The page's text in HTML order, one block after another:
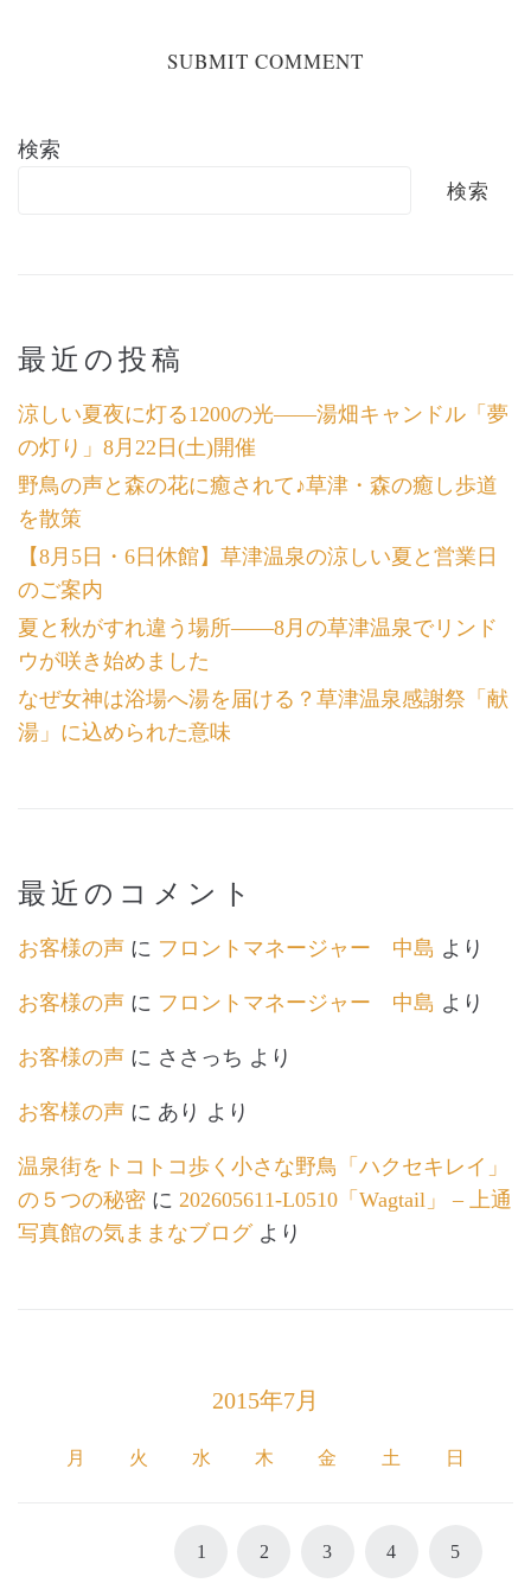
検索
検索
最近の投稿
涼しい夏夜に灯る1200の光――湯畑キャンドル「夢
の灯り」8月22日(土)開催
野鳥の声と森の花に癒されて♪草津・森の癒し歩道
を散策
【8月5日・6日休館】草津温泉の涼しい夏と営業日
のご案内
夏と秋がすれ違う場所――8月の草津温泉でリンド
ウが咲き始めました
なぜ女神は浴場へ湯を届ける？草津温泉感謝祭「献
湯」に込められた意味
最近のコメント
お客様の声 に フロントマネージャー 中島 より
お客様の声 に フロントマネージャー 中島 より
お客様の声 に ささっち より
お客様の声 に あり より
温泉街をトコトコ歩く小さな野鳥「ハクセキレイ」
の５つの秘密 に 202605611-L0510「Wagtail」 – 上通
写真館の気ままなブログより
2015年7月
月 火 水 木 金 土 日
1 2 3 4 5